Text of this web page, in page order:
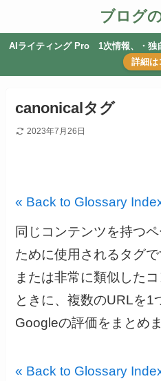
ブログ
AIライティング Pro 1次情報、・独
詳細は
canonicalタグ
2023年7月26日
« Back to Glossary
同じコンテンツを持つ
ために使用されるタグ
または非常に類似した
ときに、複数のURLを1
Googleの評価をまとめま
« Back to Glossary